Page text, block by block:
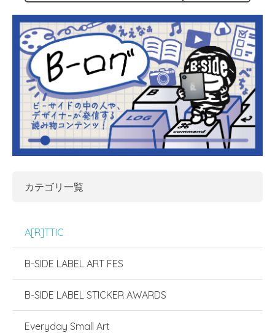
カテゴリ一覧
A[R]TTIC
B-SIDE LABEL ART FES
B-SIDE LABEL STICKER AWARDS
Everyday Small Art